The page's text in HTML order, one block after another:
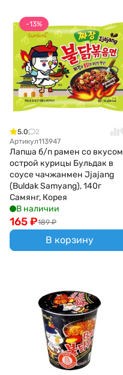
-13%
5.0
2
Артикул113947
Лапша б/п рамен со вкусом
острой курицы Бульдак в
соусе чачжанмен Jjajang
(Buldak Samyang), 140г
Самянг, Корея
В наличии
189 ₽
165₽
В корзину